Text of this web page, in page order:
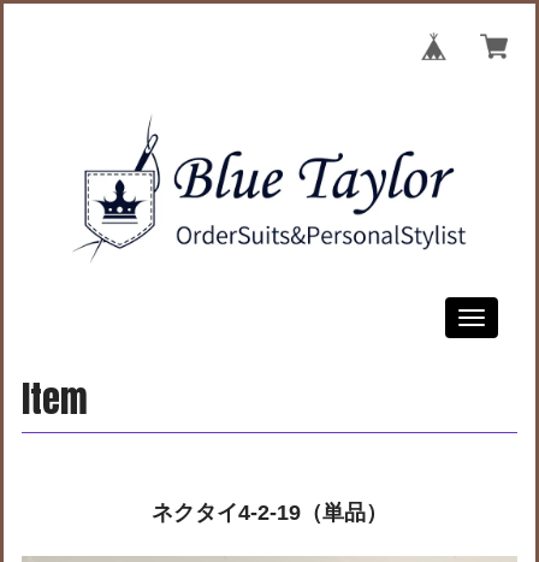
Toggle
Item
ネクタイ4-2-19（単品）